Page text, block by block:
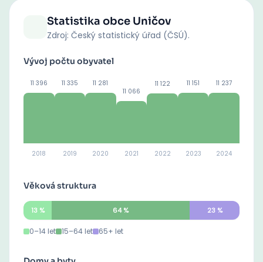
Statistika obce Uničov
Zdroj: Český statistický úřad (ČSÚ).
Vývoj počtu obyvatel
11 396
2018
11 335
2019
11 281
2020
11 066
2021
11 122
2022
11 151
2023
11 237
2024
Věková struktura
13% 64% 23%
0–14 let 15–64 let 65+ let